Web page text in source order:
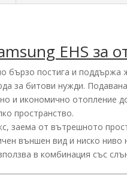
EHS за
бързо постига и поддържа
за битови нужди.
и икономично отопление
пространство.
заема от вътрешното
външен вид и ниско
в комбинация със